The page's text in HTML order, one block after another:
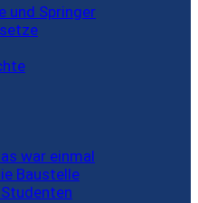
und Springer
war einmal
Baustelle